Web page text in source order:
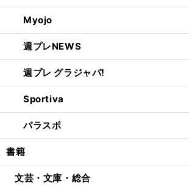
Myojo
週プレNEWS
週プレ グラジャパ!
Sportiva
パラスポ
書籍
文芸・文庫・総合